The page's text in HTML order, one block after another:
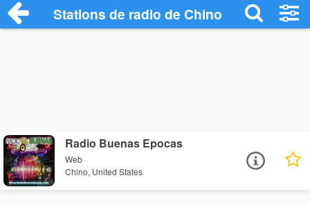
Stations de radio de Chino
Radio Buenas Epocas
Web
Chino, United States